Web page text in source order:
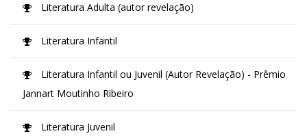
Literatura Adulta (autor revelação)
Literatura Infantil
Literatura Infantil ou Juvenil (Autor Revelação) - Prêmio
Jannart Moutinho Ribeiro
Literatura Juvenil